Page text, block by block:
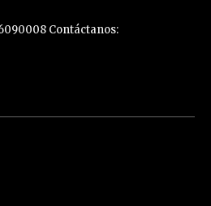
Contáctanos: